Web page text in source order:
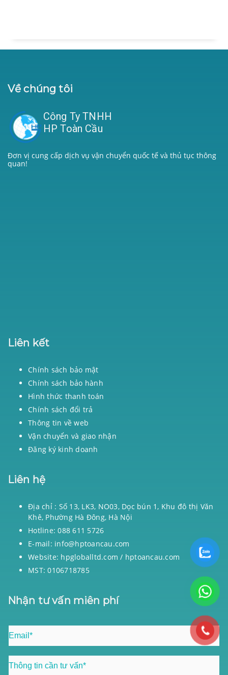
Về chúng tôi
Công Ty TNHH
HP Toàn Cầu
Đơn vị cung cấp dịch vụ vận chuyển quốc tế và thủ tục thông
quan!
Liên kết
Chính sách bảo mật
Chính sách bảo hành
Hình thức thanh toán
Chính sách đổi trả
Thông tin về web
Vận chuyển và giao nhận
Đăng ký kinh doanh
Liên hệ
Địa chỉ : Số 13, LK3, NO03, Dọc bún 1, Khu đô thị Văn
Khê, Phường Hà Đông, Hà Nội
Hotline: 088 611 5726
E-mail: info@hptoancau.com
Website: hpgloballtd.com / hptoancau.com
MST: 0106718785
Nhận tư vấn miên phí